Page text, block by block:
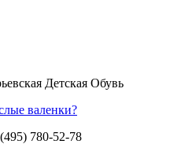
Детская Обувь
валенки?
780-52-78